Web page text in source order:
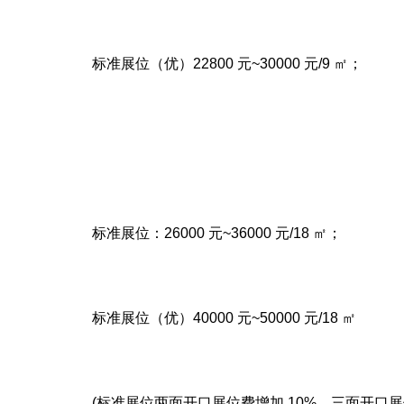
标准展位（优）22800 元~30000 元/9 ㎡；
标准展位：26000 元~36000 元/18 ㎡；
标准展位（优）40000 元~50000 元/18 ㎡